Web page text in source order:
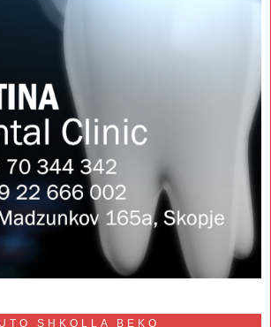
SHKOLLA BEKO